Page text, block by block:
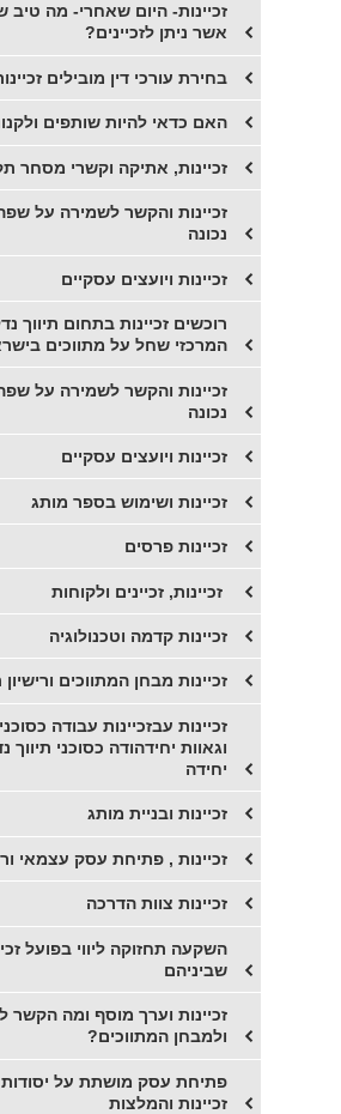
​זכיינות- היום שאחרי- מה טיב
אשר ניתן לזכיינים?
​בחירת עורכי דין מובילים
​האם כדאי להיות שותפים
זכיינות, אתיקה וקשרי מסחר
זכיינות והקשר לשמירה על
נכונה
​זכיינות ויועצים עסקיים
​רוכשים זכיינות בתחום תיווך
המרכזי שחל על מתווכים
​זכיינות והקשר לשמירה על
נכונה
זכיינות ויועצים עסקיים
זכיינות ושימוש בספר מותג
זכיינות פרסים
​ זכיינות, זכיינים ולקוחות
​זכיינות קדמה וטכנולוגיה
זכיינות מבחן המתווכים ורישיון
זכיינות עבזכיינות עבודה
וגאוות יחידהודה כסוכני תיווך
יחידה
זכיינות ובניית מותג
זכיינות , פתיחת עסק עצמאי
זכיינות צוות הדרכה
השקעה תחזוקה ליווי בפועל
שביניהם
זכיינות וערך מוסף ומה הקשר
ולמבחן המתווכים?
פתיחת עסק מושתת על יסודות
זכיינות והמלצות